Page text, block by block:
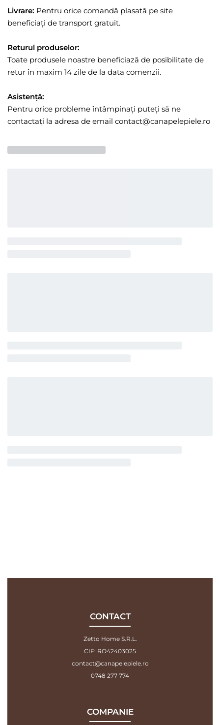
Livrare: Pentru orice comandă plasată pe site
beneficiați de transport gratuit.
Returul produselor:
Toate produsele noastre beneficiază de posibilitate de
retur în maxim 14 zile de la data comenzii.
Asistență:
Pentru orice probleme întâmpinați puteți să ne
contactați la adresa de email contact@canapelepiele.ro
CONTACT
Zetto Home S.R.L.
CIF: RO42403025
contact@canapelepiele.ro
0748 277 774
COMPANIE